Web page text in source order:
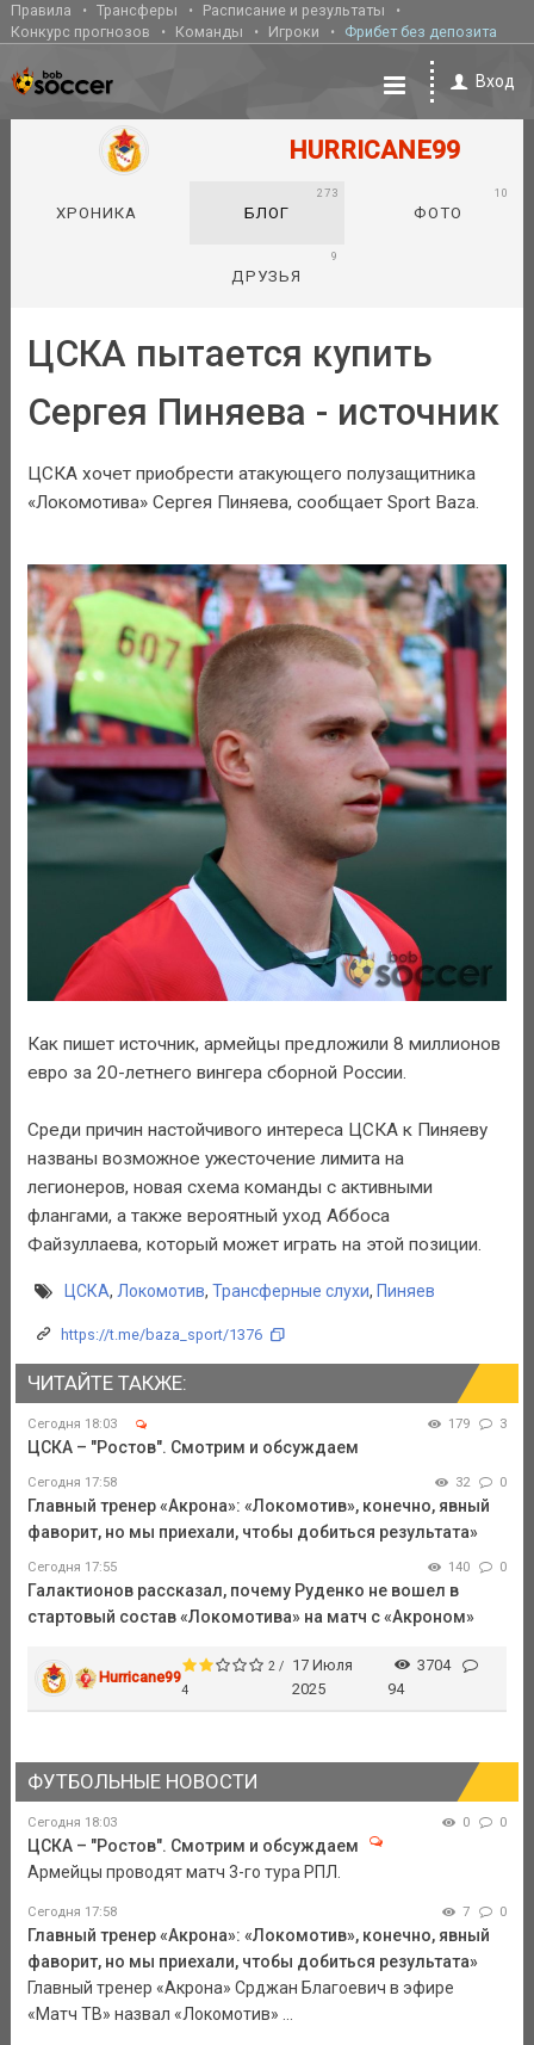
Правила Трансферы
Расписание и результаты
Конкурс прогнозов
Команды Игроки Фрибет без депозита
Вход
HURRICANE99
ХРОНИКА БЛОГ
273
ФОТО
10
ДРУЗЬЯ
9
ЦСКА пытается купить
Сергея Пиняева - источник
ЦСКА хочет приобрести атакующего полузащитника
«Локомотива» Сергея Пиняева, сообщает Sport Baza.
Как пишет источник, армейцы предложили 8 миллионов
евро за 20-летнего вингера сборной России.
Среди причин настойчивого интереса ЦСКА к Пиняеву
названы возможное ужесточение лимита на
легионеров, новая схема команды с активными
флангами, а также вероятный уход Аббоса
Файзуллаева, который может играть на этой позиции.
ЦСКА, Локомотив, Трансферные слухи, Пиняев
https://t.me/baza_sport/1376
ЧИТАЙТЕ ТАКЖЕ:
Сегодня 18:03 179 3
ЦСКА – "Ростов". Смотрим и обсуждаем
Сегодня 17:58 32 0
Главный тренер «Акрона»: «Локомотив», конечно, явный
фаворит, но мы приехали, чтобы добиться результата»
Сегодня 17:55 140 0
Галактионов рассказал, почему Руденко не вошел в
стартовый состав «Локомотива» на матч с «Акроном»
Hurricane99
2 /
4
17 Июля
2025
3704
94
ФУТБОЛЬНЫЕ НОВОСТИ
Сегодня 18:03 0 0
ЦСКА – "Ростов". Смотрим и обсуждаем
Армейцы проводят матч 3-го тура РПЛ.
Сегодня 17:58 7 0
Главный тренер «Акрона»: «Локомотив», конечно, явный
фаворит, но мы приехали, чтобы добиться результата»
Главный тренер «Акрона» Срджан Благоевич в эфире
«Матч ТВ» назвал «Локомотив» ...